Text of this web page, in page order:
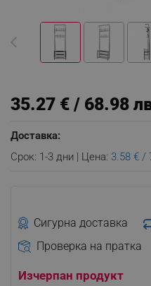
35.27 € / 68.98
Доставка:
Срок: 1-3 дни | Цена: 3.58 € /
Сигурна доставка
Проверка на пратка
Изчерпан продукт